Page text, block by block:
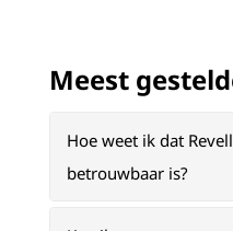
Meest
Hoe weet ik dat
betrouwbaar is?